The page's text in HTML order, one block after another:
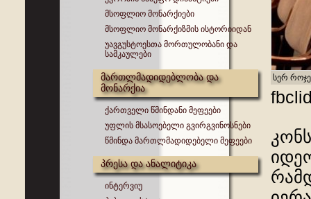
მსოფლიო მონარქიები
მსოფლიო მონარქიზმის ისტორიიდან
უავგუსტოესთა მორთულობანი და
სამკაულები
მართლმადიდებლობა და
მონარქია
ქართველი წმინდანი მეფეები
უფლის მსასოებელი გვირგვინოსნები
წმინდა მართლმადიდებელი მეფეები
პრესა და ანალიტიკა
ინტერვიუ
სერ